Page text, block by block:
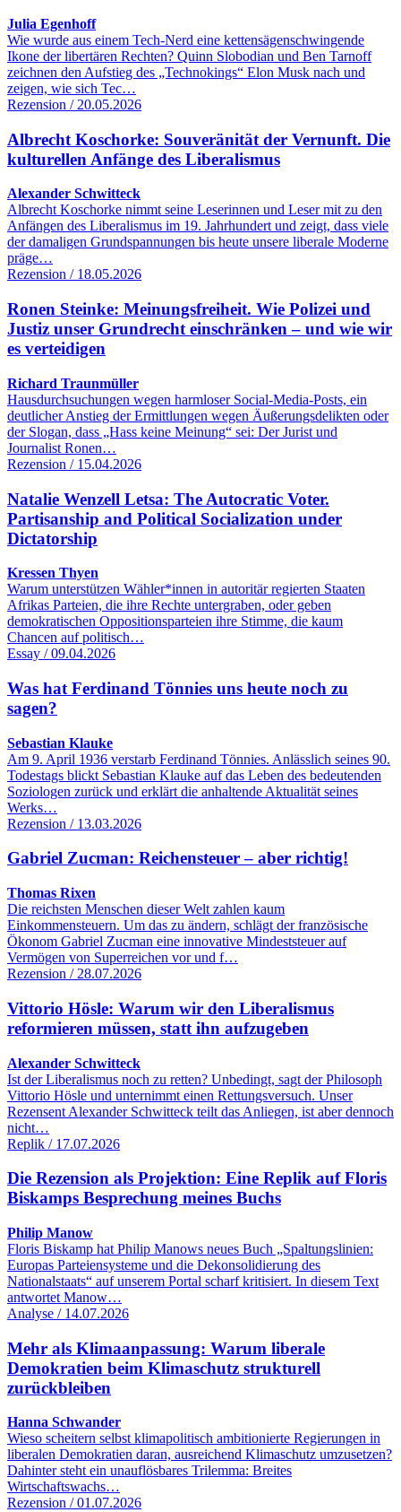
Julia Egenhoff
Wie wurde aus einem Tech-Nerd eine kettensägenschwingende
Ikone der libertären Rechten? Quinn Slobodian und Ben Tarnoff
zeichnen den Aufstieg des „Technokings“ Elon Musk nach und
zeigen, wie sich Tec…
Rezension / 20.05.2026
Albrecht Koschorke: Souveränität der Vernunft. Die
kulturellen Anfänge des Liberalismus
Alexander Schwitteck
Albrecht Koschorke nimmt seine Leserinnen und Leser mit zu den
Anfängen des Liberalismus im 19. Jahrhundert und zeigt, dass viele
der damaligen Grundspannungen bis heute unsere liberale Moderne
präge…
Rezension / 18.05.2026
Ronen Steinke: Meinungsfreiheit. Wie Polizei und
Justiz unser Grundrecht einschränken – und wie wir
es verteidigen
Richard Traunmüller
Hausdurchsuchungen wegen harmloser Social-Media-Posts, ein
deutlicher Anstieg der Ermittlungen wegen Äußerungsdelikten oder
der Slogan, dass „Hass keine Meinung“ sei: Der Jurist und
Journalist Ronen…
Rezension / 15.04.2026
Natalie Wenzell Letsa: The Autocratic Voter.
Partisanship and Political Socialization under
Dictatorship
Kressen Thyen
Warum unterstützen Wähler*innen in autoritär regierten Staaten
Afrikas Parteien, die ihre Rechte untergraben, oder geben
demokratischen Oppositionsparteien ihre Stimme, die kaum
Chancen auf politisch…
Essay / 09.04.2026
Was hat Ferdinand Tönnies uns heute noch zu
sagen?
Sebastian Klauke
Am 9. April 1936 verstarb Ferdinand Tönnies. Anlässlich seines 90.
Todestags blickt Sebastian Klauke auf das Leben des bedeutenden
Soziologen zurück und erklärt die anhaltende Aktualität seines
Werks…
Rezension / 13.03.2026
Gabriel Zucman: Reichensteuer – aber richtig!
Thomas Rixen
Die reichsten Menschen dieser Welt zahlen kaum
Einkommensteuern. Um das zu ändern, schlägt der französische
Ökonom Gabriel Zucman eine innovative Mindeststeuer auf
Vermögen von Superreichen vor und f…
Rezension / 28.07.2026
Vittorio Hösle: Warum wir den Liberalismus
reformieren müssen, statt ihn aufzugeben
Alexander Schwitteck
Ist der Liberalismus noch zu retten? Unbedingt, sagt der Philosoph
Vittorio Hösle und unternimmt einen Rettungsversuch. Unser
Rezensent Alexander Schwitteck teilt das Anliegen, ist aber dennoch
nicht…
Replik / 17.07.2026
Die Rezension als Projektion: Eine Replik auf Floris
Biskamps Besprechung meines Buchs
Philip Manow
Floris Biskamp hat Philip Manows neues Buch „Spaltungslinien:
Europas Parteiensysteme und die Dekonsolidierung des
Nationalstaats“ auf unserem Portal scharf kritisiert. In diesem Text
antwortet Manow…
Analyse / 14.07.2026
Mehr als Klimaanpassung: Warum liberale
Demokratien beim Klimaschutz strukturell
zurückbleiben
Hanna Schwander
Wieso scheitern selbst klimapolitisch ambitionierte Regierungen in
liberalen Demokratien daran, ausreichend Klimaschutz umzusetzen?
Dahinter steht ein unauflösbares Trilemma: Breites
Wirtschaftswachs…
Rezension / 01.07.2026